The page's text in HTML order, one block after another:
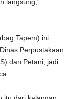
Tapem) ini
Perpustakaan
dan Petani, jadi